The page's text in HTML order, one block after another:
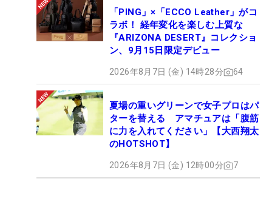
「PING」×「ECCO Leather」がコ
ラボ！ 経年変化を楽しむ上質な
『ARIZONA DESERT』コレクショ
ン、9月15日限定デビュー
2026年8月7日 (金) 14時28分 64
夏場の重いグリーンで女子プロはパ
ターを替える アマチュアは「腹筋
に力を入れてください」【大西翔太
のHOTSHOT】
2026年8月7日 (金) 12時00分 7